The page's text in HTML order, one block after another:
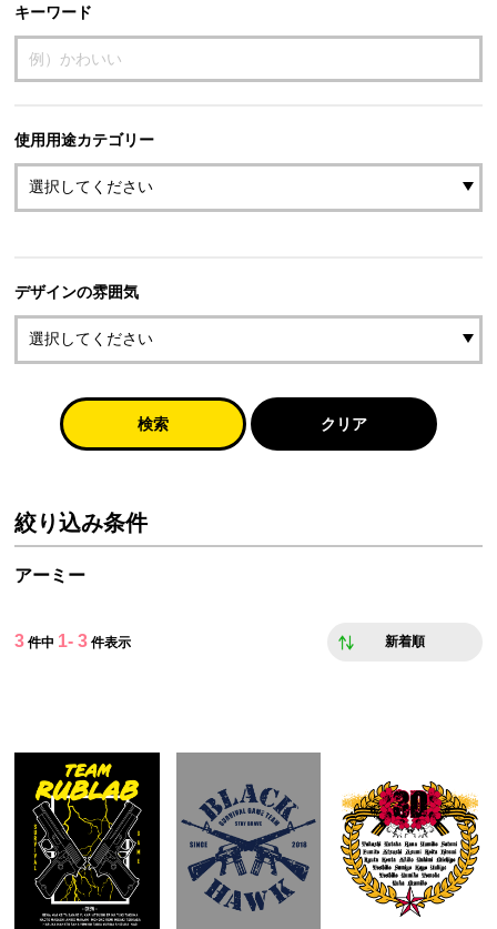
キーワード
使用用途カテゴリー
デザインの雰囲気
検索 クリア
絞り込み条件
アーミー
3 件中 1- 3 件表示 新着順